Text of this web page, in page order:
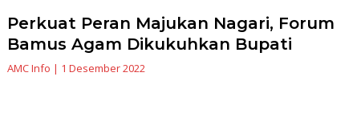
Perkuat Peran Majukan Nagari, Forum
Bamus Agam Dikukuhkan Bupati
AMC Info | 1 Desember 2022